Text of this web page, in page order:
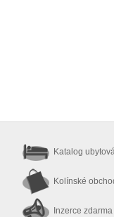
Katalog
Kolínské
Inzerce zdarma